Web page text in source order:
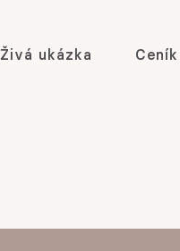
Živá ukázka Ceník